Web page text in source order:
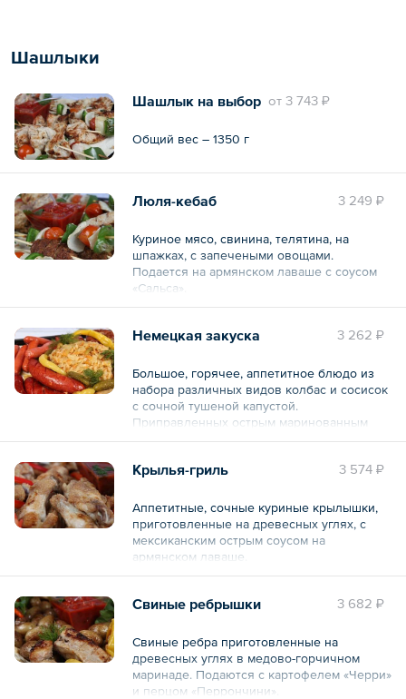
Шашлыки
oт 3 743 ₽
Шашлык на выбор
Общий вес – 1350 г
3 249 ₽
Люля-кебаб
Куриное мясо, свинина, телятина, на
шпажках, с запечеными овощами.
Подается на армянском лаваше с соусом
«Сальса».
3 262 ₽
Немецкая закуска
Большое, горячее, аппетитное блюдо из
набора различных видов колбас и сосисок
с сочной тушеной капустой.
Приправленных острым маринованным
перчиком пепперончини на армянском
Общий вес – 2 кг
3 574 ₽
Крылья-гриль
Аппетитные, сочные куриные крылышки,
приготовленные на древесных углях, с
мексиканским острым соусом на
армянском лаваше.
45 шт.
3 682 ₽
Свиные ребрышки
Свиные ребра приготовленные на
древесных углях в медово-горчичном
маринаде. Подаются с картофелем «Черри»
и перцом «Перрончини».